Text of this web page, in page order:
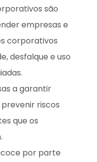
são
empresas e
corporativos
desfalque e uso
a garantir
riscos
que os
por parte